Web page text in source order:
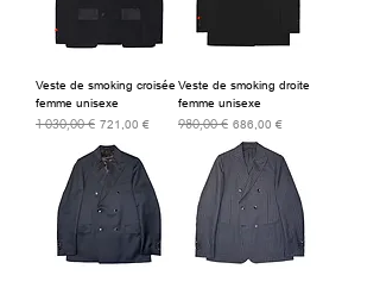
Veste de smoking croisée
femme unisexe
Prix original
1 030,00 € Prix promotionnel
721,00 €
Veste de smoking droite
femme unisexe
Prix original
980,00 € Prix promotionnel
686,00 €